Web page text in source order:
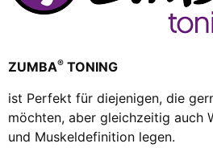
ZUMBA® TONING
ist Perfekt für diejenigen, die
möchten, aber gleichzeitig auch
und Muskeldefinition legen.